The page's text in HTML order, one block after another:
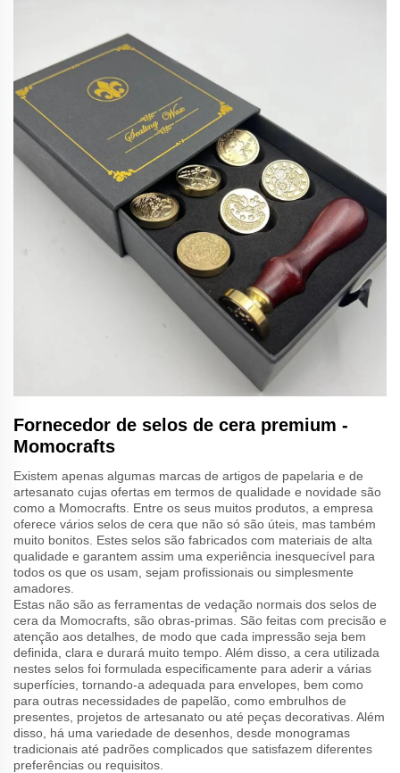
Fornecedor de selos de cera premium -
Momocrafts
Existem apenas algumas marcas de artigos de papelaria e de
artesanato cujas ofertas em termos de qualidade e novidade são
como a Momocrafts. Entre os seus muitos produtos, a empresa
oferece vários selos de cera que não só são úteis, mas também
muito bonitos. Estes selos são fabricados com materiais de alta
qualidade e garantem assim uma experiência inesquecível para
todos os que os usam, sejam profissionais ou simplesmente
amadores.
Estas não são as ferramentas de vedação normais dos selos de
cera da Momocrafts, são obras-primas. São feitas com precisão e
atenção aos detalhes, de modo que cada impressão seja bem
definida, clara e durará muito tempo. Além disso, a cera utilizada
nestes selos foi formulada especificamente para aderir a várias
superfícies, tornando-a adequada para envelopes, bem como
para outras necessidades de papelão, como embrulhos de
presentes, projetos de artesanato ou até peças decorativas. Além
disso, há uma variedade de desenhos, desde monogramas
tradicionais até padrões complicados que satisfazem diferentes
preferências ou requisitos.